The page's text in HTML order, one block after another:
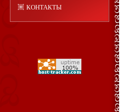
КОНТАКТЫ